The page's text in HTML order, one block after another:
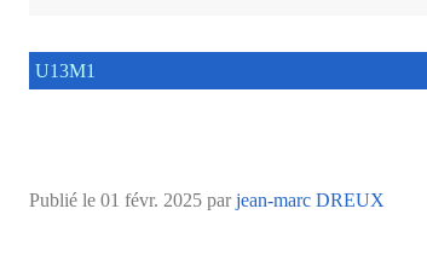
U13M1
Publié le 01 févr. 2025 parjean-marc DREUX